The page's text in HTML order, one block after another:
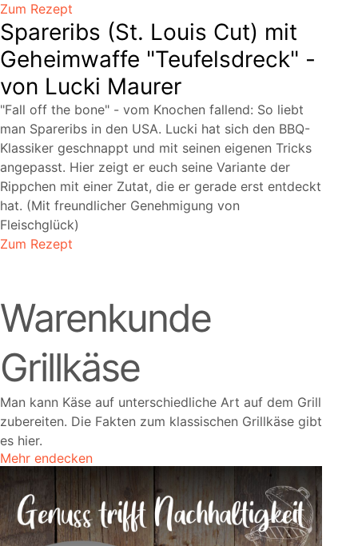
Zum Rezept
Spareribs (St. Louis Cut) mit
Geheimwaffe "Teufelsdreck" -
von Lucki Maurer
Fall off the bone - vom Knochen fallend: So liebt
man Spareribs in den USA. Lucki hat sich den BBQ-
Klassiker geschnappt und mit seinen eigenen Tricks
angepasst. Hier zeigt er euch seine Variante der
Rippchen mit einer Zutat, die er gerade erst entdeckt
hat. (Mit freundlicher Genehmigung von
Fleischglück)
Zum Rezept
Warenkunde
Grillkäse
Man kann Käse auf unterschiedliche Art auf dem Grill
zubereiten. Die Fakten zum klassischen Grillkäse gibt
es hier.
Mehr endecken